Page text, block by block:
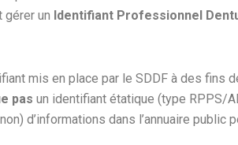
gérer un Identifiant Professionnel
mis en place par le SDDF à des fins
pas un identifiant étatique (type RPPS/
d’informations dans l’annuaire